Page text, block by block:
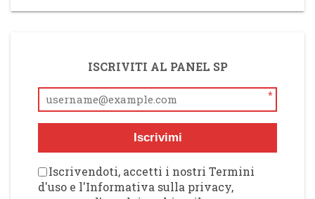
ISCRIVITI AL PANEL SP
*
Iscrivimi
Iscrivendoti, accetti i nostri Termini
d'uso e l'Informativa sulla privacy,